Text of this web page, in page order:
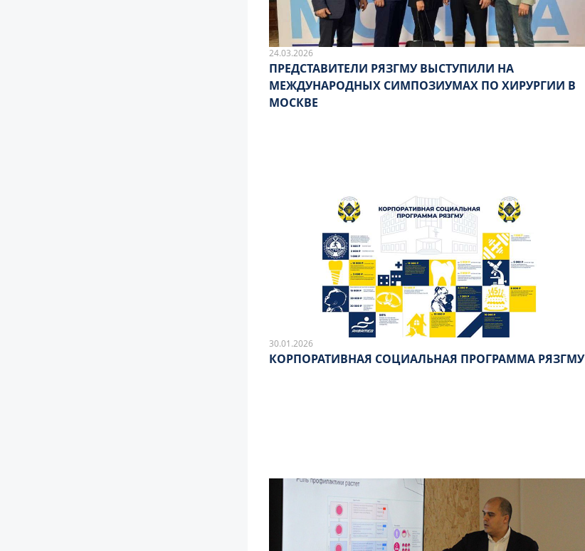
24.03.2026
ПРЕДСТАВИТЕЛИ РЯЗГМУ ВЫСТУПИЛИ НА
МЕЖДУНАРОДНЫХ СИМПОЗИУМАХ ПО ХИРУРГИИ В
МОСКВЕ
30.01.2026
КОРПОРАТИВНАЯ СОЦИАЛЬНАЯ ПРОГРАММА РЯЗГМУ